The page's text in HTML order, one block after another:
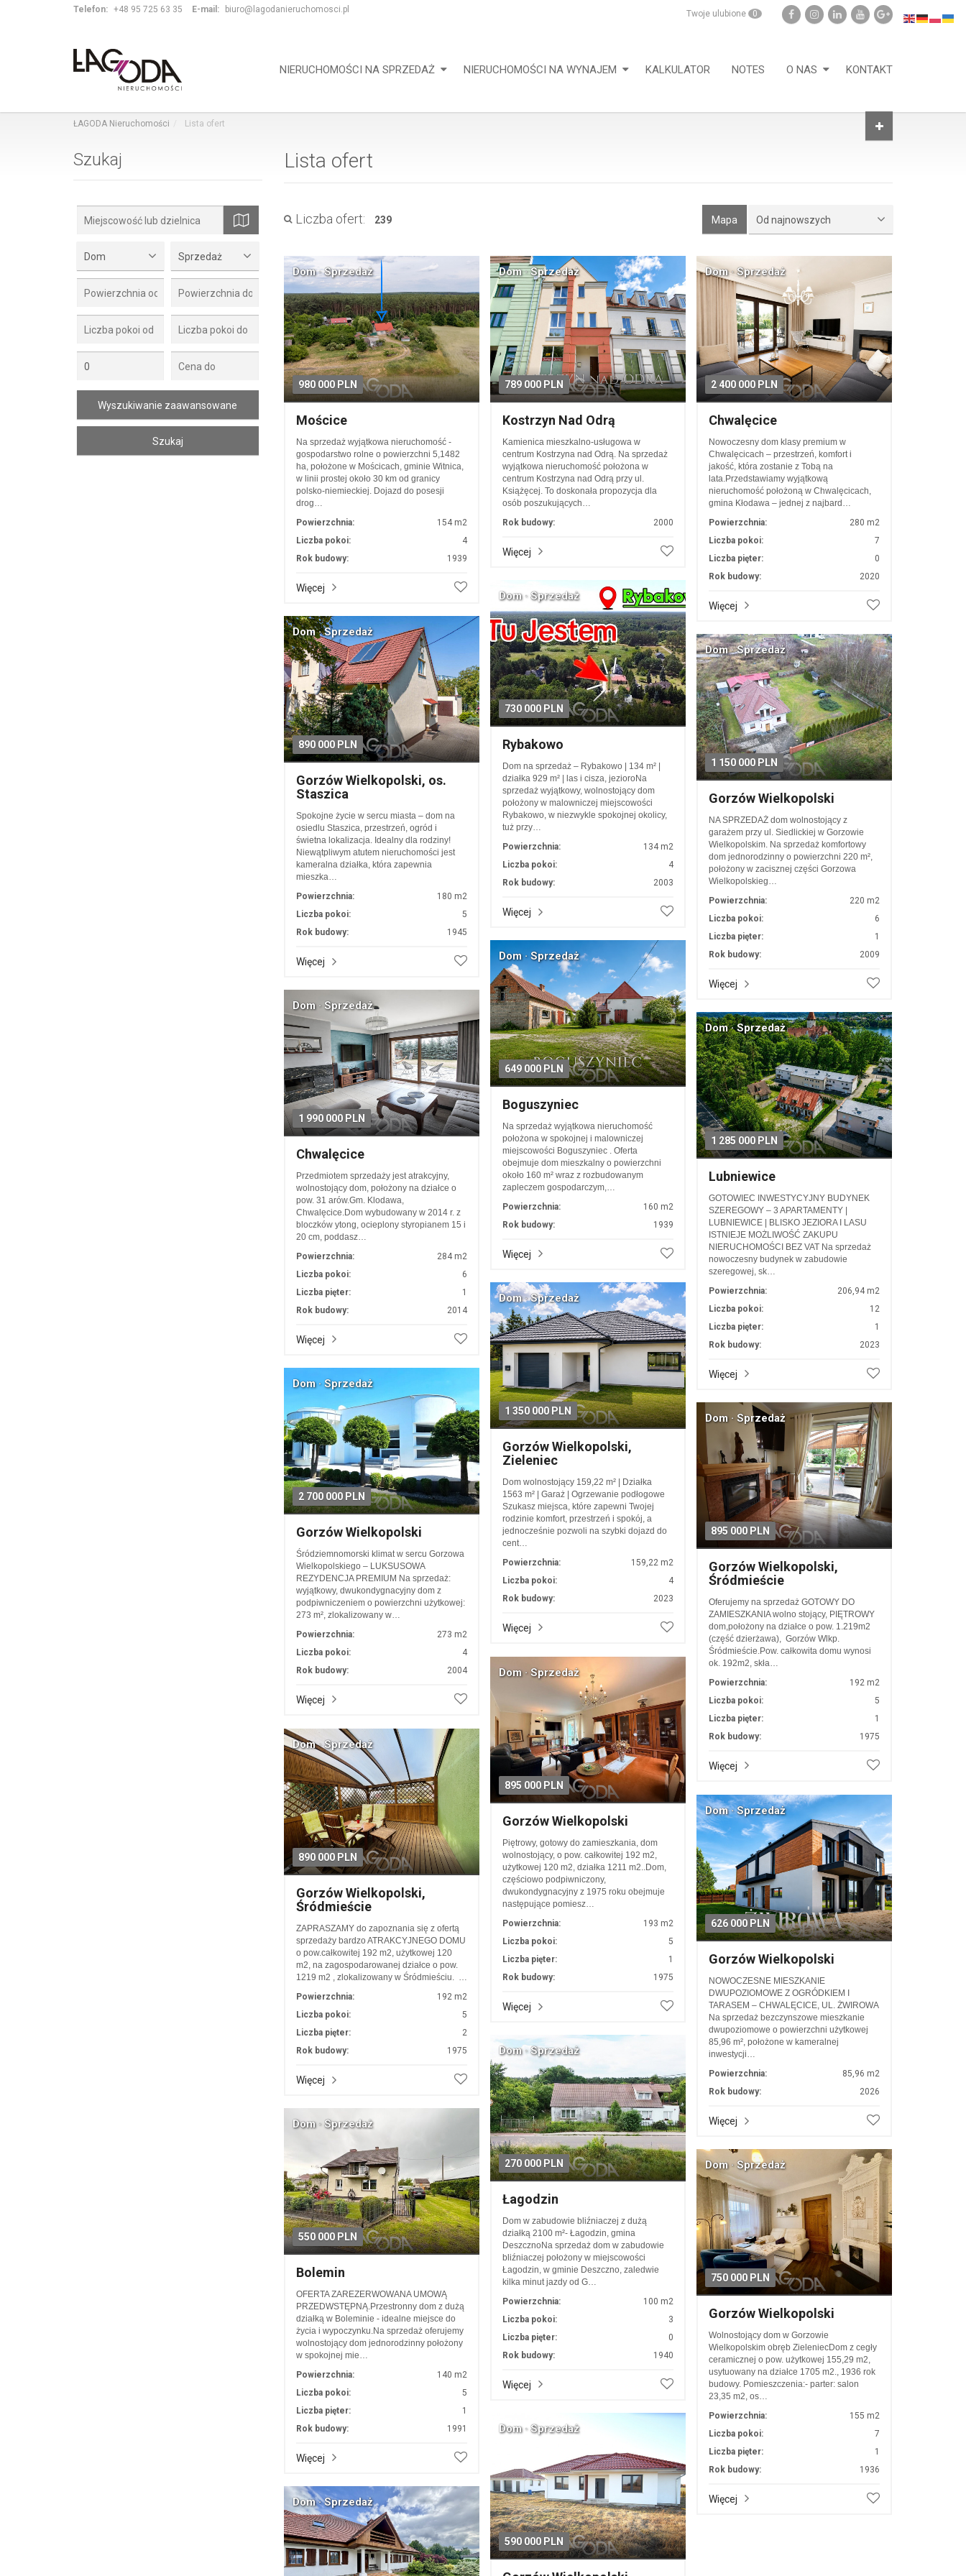
Telefon: +48 95 725 63 35 E-mail: biuro@lagodanieruchomosci.pl Twoje ulubione 0
NIERUCHOMOŚCI NA SPRZEDAŻ NIERUCHOMOŚCI NA WYNAJEM KALKULATOR NOTES O NAS KONTAKT
ŁAGODA Nieruchomości Lista ofert
Szukaj
Dom Sprzedaż
Lista ofert
Liczba ofert: 239 Mapa Od najnowszych
980 000 PLN
Dom · Sprzedaż
Mościce
Na sprzedaż wyjątkowa nieruchomość -
gospodarstwo rolne o powierzchni 5,1482
ha, położone w Mościcach, gminie Witnica,
w linii prostej około 30 km od granicy
polsko-niemieckiej. Dojazd do posesji
drog…
Powierzchnia:
154 m2
Liczba pokoi:
4
Rok budowy:
1939
Więcej
789 000 PLN
Dom · Sprzedaż
Kostrzyn Nad Odrą
Kamienica mieszkalno-usługowa w
centrum Kostrzyna nad Odrą. Na sprzedaż
wyjątkowa nieruchomość położona w
centrum Kostrzyna nad Odrą przy ul.
Książęcej. To doskonała propozycja dla
osób poszukujących…
Rok budowy:
2000
Więcej
2 400 000 PLN
Dom · Sprzedaż
Chwalęcice
Nowoczesny dom klasy premium w
Chwalęcicach – przestrzeń, komfort i
jakość, która zostanie z Tobą na
lata.Przedstawiamy wyjątkową
nieruchomość położoną w Chwalęcicach,
gmina Kłodawa – jednej z najbard…
Powierzchnia:
280 m2
Liczba pokoi:
7
Liczba pięter:
0
Rok budowy:
2020
Więcej
730 000 PLN
Dom · Sprzedaż
Rybakowo
Dom na sprzedaż – Rybakowo | 134 m² |
działka 929 m² | las i cisza, jezioroNa
sprzedaż wyjątkowy, wolnostojący dom
położony w malowniczej miejscowości
Rybakowo, w niezwykle spokojnej okolicy,
tuż przy…
Powierzchnia:
134 m2
Liczba pokoi:
4
Rok budowy:
2003
Więcej
890 000 PLN
Dom · Sprzedaż
Gorzów Wielkopolski, os.
Staszica
Spokojne życie w sercu miasta – dom na
osiedlu Staszica, przestrzeń, ogród i
świetna lokalizacja. Idealny dla rodziny!
Niewątpliwym atutem nieruchomości jest
kameralna działka, która zapewnia
mieszka…
Powierzchnia:
180 m2
Liczba pokoi:
5
Rok budowy:
1945
Więcej
1 150 000 PLN
Dom · Sprzedaż
Gorzów Wielkopolski
NA SPRZEDAŻ dom wolnostojący z
garażem przy ul. Siedlickiej w Gorzowie
Wielkopolskim. Na sprzedaż komfortowy
dom jednorodzinny o powierzchni 220 m²,
położony w zacisznej części Gorzowa
Wielkopolskieg…
Powierzchnia:
220 m2
Liczba pokoi:
6
Liczba pięter:
1
Rok budowy:
2009
Więcej
649 000 PLN
Dom · Sprzedaż
Boguszyniec
Na sprzedaż wyjątkowa nieruchomość
położona w spokojnej i malowniczej
miejscowości Boguszyniec . Oferta
obejmuje dom mieszkalny o powierzchni
około 160 m² wraz z rozbudowanym
zapleczem gospodarczym,…
Powierzchnia:
160 m2
Rok budowy:
1939
Więcej
1 990 000 PLN
Dom · Sprzedaż
Chwalęcice
Przedmiotem sprzedaży jest atrakcyjny,
wolnostojący dom, położony na działce o
pow. 31 arów.Gm. Klodawa,
Chwalęcice.Dom wybudowany w 2014 r. z
bloczków ytong, ocieplony styropianem 15 i
20 cm, poddasz…
Powierzchnia:
284 m2
Liczba pokoi:
6
Liczba pięter:
1
Rok budowy:
2014
Więcej
1 285 000 PLN
Dom · Sprzedaż
Lubniewice
GOTOWIEC INWESTYCYJNY BUDYNEK
SZEREGOWY – 3 APARTAMENTY |
LUBNIEWICE | BLISKO JEZIORA I LASU
ISTNIEJE MOŻLIWOŚĆ ZAKUPU
NIERUCHOMOŚCI BEZ VAT Na sprzedaż
nowoczesny budynek w zabudowie
szeregowej, sk…
Powierzchnia:
206,94 m2
Liczba pokoi:
12
Liczba pięter:
1
Rok budowy:
2023
Więcej
1 350 000 PLN
Dom · Sprzedaż
Gorzów Wielkopolski,
Zieleniec
Dom wolnostojący 159,22 m² | Działka
1563 m² | Garaż | Ogrzewanie podłogowe
Szukasz miejsca, które zapewni Twojej
rodzinie komfort, przestrzeń i spokój, a
jednocześnie pozwoli na szybki dojazd do
cent…
Powierzchnia:
159,22 m2
Liczba pokoi:
4
Rok budowy:
2023
Więcej
2 700 000 PLN
Dom · Sprzedaż
Gorzów Wielkopolski
Śródziemnomorski klimat w sercu Gorzowa
Wielkopolskiego – LUKSUSOWA
REZYDENCJA PREMIUM Na sprzedaż:
wyjątkowy, dwukondygnacyjny dom z
podpiwniczeniem o powierzchni użytkowej:
273 m², zlokalizowany w…
Powierzchnia:
273 m2
Liczba pokoi:
4
Rok budowy:
2004
Więcej
895 000 PLN
Dom · Sprzedaż
Gorzów Wielkopolski,
Śródmieście
Oferujemy na sprzedaż GOTOWY DO
ZAMIESZKANIA wolno stojący, PIĘTROWY
dom,położony na działce o pow. 1.219m2
(część dzierżawa), Gorzów Wlkp.
Śródmieście.Pow. całkowita domu wynosi
ok. 192m2, skła…
Powierzchnia:
192 m2
Liczba pokoi:
5
Liczba pięter:
1
Rok budowy:
1975
Więcej
895 000 PLN
Dom · Sprzedaż
Gorzów Wielkopolski
Piętrowy, gotowy do zamieszkania, dom
wolnostojący, o pow. całkowitej 192 m2,
użytkowej 120 m2, działka 1211 m2..Dom,
częściowo podpiwniczony,
dwukondygnacyjny z 1975 roku obejmuje
następujące pomiesz…
Powierzchnia:
193 m2
Liczba pokoi:
5
Liczba pięter:
1
Rok budowy:
1975
Więcej
890 000 PLN
Dom · Sprzedaż
Gorzów Wielkopolski,
Śródmieście
ZAPRASZAMY do zapoznania się z ofertą
sprzedaży bardzo ATRAKCYJNEGO DOMU
o pow.całkowitej 192 m2, użytkowej 120
m2, na zagospodarowanej działce o pow.
1219 m2 , zlokalizowany w Śródmieściu. …
Powierzchnia:
192 m2
Liczba pokoi:
5
Liczba pięter:
2
Rok budowy:
1975
Więcej
626 000 PLN
Dom · Sprzedaż
Gorzów Wielkopolski
NOWOCZESNE MIESZKANIE
DWUPOZIOMOWE Z OGRÓDKIEM I
TARASEM – CHWALĘCICE, UL. ŻWIROWA
Na sprzedaż bezczynszowe mieszkanie
dwupoziomowe o powierzchni użytkowej
85,96 m², położone w kameralnej
inwestycji…
Powierzchnia:
85,96 m2
Rok budowy:
2026
Więcej
270 000 PLN
Dom · Sprzedaż
Łagodzin
Dom w zabudowie bliźniaczej z dużą
działką 2100 m²- Łagodzin, gmina
DeszcznoNa sprzedaż dom w zabudowie
bliźniaczej położony w miejscowości
Łagodzin, w gminie Deszczno, zaledwie
kilka minut jazdy od G…
Powierzchnia:
100 m2
Liczba pokoi:
3
Liczba pięter:
0
Rok budowy:
1940
Więcej
550 000 PLN
Dom · Sprzedaż
Bolemin
OFERTA ZAREZERWOWANA UMOWĄ
PRZEDWSTĘPNĄ.Przestronny dom z dużą
działką w Boleminie - idealne miejsce do
życia i wypoczynku.Na sprzedaż oferujemy
wolnostojący dom jednorodzinny położony
w spokojnej mie…
Powierzchnia:
140 m2
Liczba pokoi:
5
Liczba pięter:
1
Rok budowy:
1991
Więcej
750 000 PLN
Dom · Sprzedaż
Gorzów Wielkopolski
Wolnostojący dom w Gorzowie
Wielkopolskim obręb ZieleniecDom z cegły
ceramicznej o pow. użytkowej 155,29 m2,
usytuowany na działce 1705 m2., 1936 rok
budowy. Pomieszczenia:- parter: salon
23,35 m2, os…
Powierzchnia:
155 m2
Liczba pokoi:
7
Liczba pięter:
1
Rok budowy:
1936
Więcej
590 000 PLN
Dom · Sprzedaż
Dom · Sprzedaż